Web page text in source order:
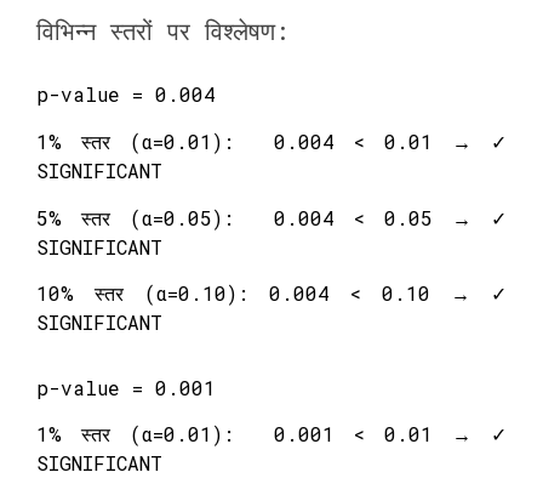
विभिन्न स्तरों पर विश्लेषण:
p-value = 0.004
1% स्तर (α=0.01): 0.004 < 0.01 → ✓
SIGNIFICANT
5% स्तर (α=0.05): 0.004 < 0.05 → ✓
SIGNIFICANT
10% स्तर (α=0.10): 0.004 < 0.10 → ✓
SIGNIFICANT
p-value = 0.001
1% स्तर (α=0.01): 0.001 < 0.01 → ✓
SIGNIFICANT